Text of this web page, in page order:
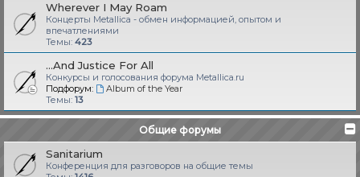
Wherever I May Roam
Концерты Metallica - обмен информацией, опытом и
впечатлениями
Темы: 423
...And Justice For All
Конкурсы и голосования форума Metallica.ru
Подфорум:
Album of the Year
Темы: 13
Общие форумы
Sanitarium
Конференция для разговоров на общие темы